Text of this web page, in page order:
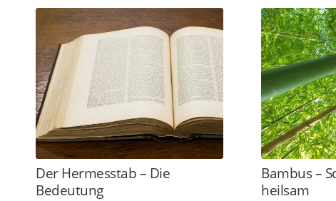
Der Hermesstab – Die
Bedeutung
Bambus –
heilsam